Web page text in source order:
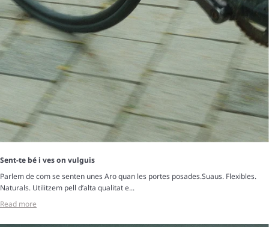
Sent-te bé i ves on vulguis
Parlem de com se senten unes Aro quan les portes posades.Suaus. Flexibles.
Naturals. Utilitzem pell d’alta qualitat e...
Read more